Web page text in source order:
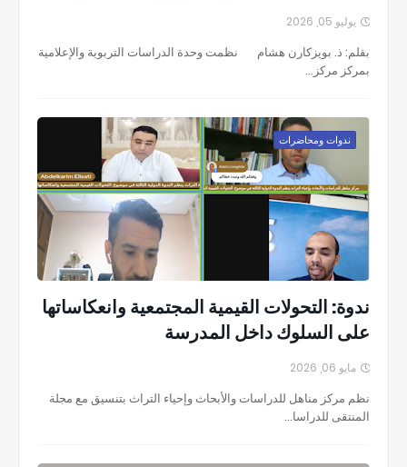
يوليو 05, 2026
بقلم: ذ. بويزكارن هشام نظمت وحدة الدراسات التربوية والإعلامية
بمركز مركز…
ندوات ومحاضرات
ندوة: التحولات القيمية المجتمعية وانعكاساتها
على السلوك داخل المدرسة
مايو 06, 2026
نظم مركز مناهل للدراسات والأبحاث وإحياء التراث بتنسيق مع مجلة
المنتقى للدراسا…